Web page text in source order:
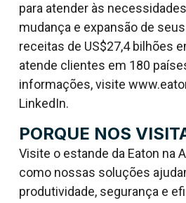
para atender às
mudança e expansão de
receitas de US$27,4 bilhões
atende clientes em 180
informações, visite
LinkedIn.
PORQUE NOS
Visite o estande da Eaton na
como nossas soluções
produtividade, segurança e